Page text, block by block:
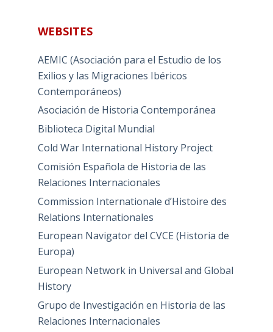
WEBSITES
AEMIC (Asociación para el Estudio de los
Exilios y las Migraciones Ibéricos
Contemporáneos)
Asociación de Historia Contemporánea
Biblioteca Digital Mundial
Cold War International History Project
Comisión Española de Historia de las
Relaciones Internacionales
Commission Internationale d’Histoire des
Relations Internationales
European Navigator del CVCE (Historia de
Europa)
European Network in Universal and Global
History
Grupo de Investigación en Historia de las
Relaciones Internacionales